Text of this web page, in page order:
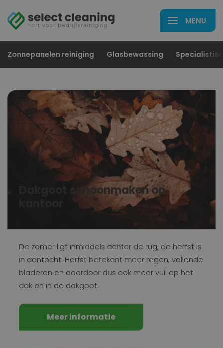
Zonnepanelen reiniging Glasbewassing
Dakgoot schoonmaken op
De zomer ligt inmiddels achter de rug, de herfst is
in aantocht. Herfst betekent meer regen, vallende
bladeren en daardoor dus ook meer vuil op het
dak en in de dakgoot.
Meer informatie